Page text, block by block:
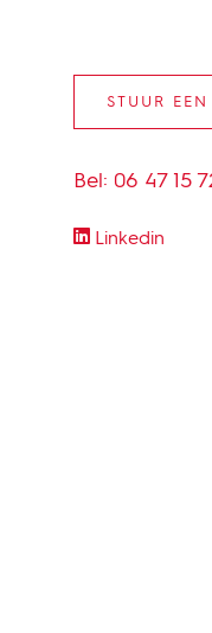
STUUR
Bel: 06 47 15
Linkedin